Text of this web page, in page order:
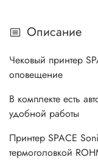
Описание
Чековый принтер
оповещение
В комплекте есть
удобной работы
Принтер SPACE
термоголовкой